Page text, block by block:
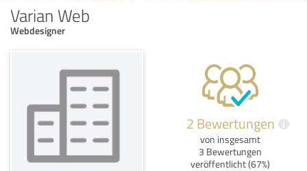
Varian Web
Webdesigner
2 Bewertungen i
von insgesamt
3 Bewertungen
veröffentlicht (67%)